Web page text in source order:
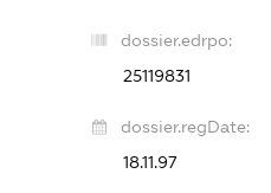
dossier.edrpo:
25119831
dossier.regDate:
18.11.97